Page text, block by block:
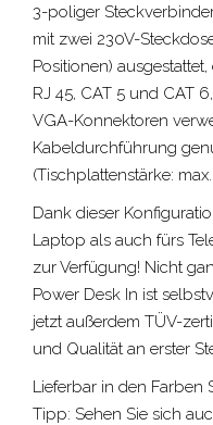
3-poliger
mit zwei 230V-
Positionen)
RJ 45, CAT 5 und CAT
VGA-Konnektoren
Kabeldurchführung
(Tischplattenstärke:
Dank dieser
Laptop als auch fürs
zur Verfügung! Nicht
Power Desk In ist
jetzt außerdem TÜV-
und Qualität an erster
Lieferbar in den Farben
Tipp: Sehen Sie sich